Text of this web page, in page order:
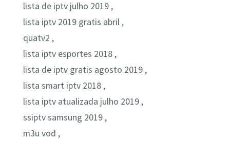
lista de iptv julho 2019 ,
lista iptv 2019 gratis abril ,
quatv2 ,
lista iptv esportes 2018 ,
lista de iptv gratis agosto 2019 ,
lista smart iptv 2018 ,
lista iptv atualizada julho 2019 ,
ssiptv samsung 2019 ,
m3u vod ,